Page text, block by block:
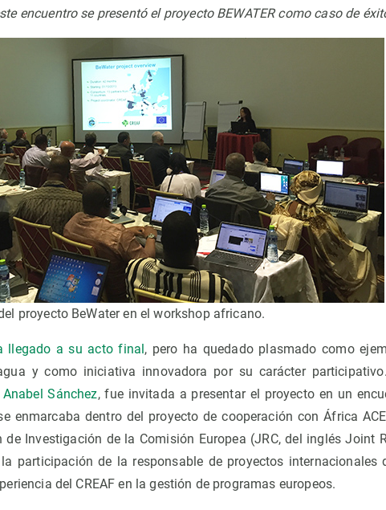
encuentro se presentó el proyecto BEWATER como caso de
proyecto BeWater en el workshop africano.
llegado a su acto final, pero ha quedado plasmado como
y como iniciativa innovadora por su carácter
Anabel Sánchez, fue invitada a presentar el proyecto en un
enmarcaba dentro del proyecto de cooperación con África
de Investigación de la Comisión Europea (JRC, del inglés Joint
participación de la responsable de proyectos internacionales
del CREAF en la gestión de programas europeos.